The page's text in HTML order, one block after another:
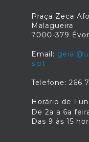
Praça Zeca
Malagueira
7000-379
Email:
s.pt
Telefone: 266
Horário de
De 2a a 6a
Das 9 às 15